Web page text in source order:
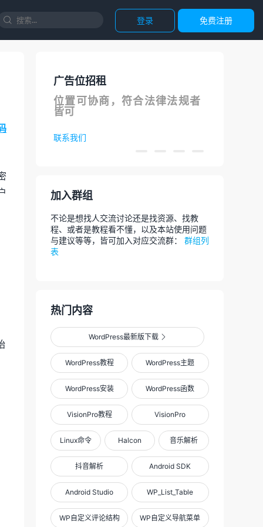
登录 免费注册

广告位招租
位置可协商，符合法律法规者
皆可
联系我们
加入群组
不论是想找人交流讨论还是找资源、找教
程、或者是教程看不懂，以及本站使用问题
与建议等等，皆可加入对应交流群： 群组列
表
热门内容
WordPress最新版下载 
WordPress教程 WordPress主题
WordPress安装 WordPress函数
VisionPro教程 VisionPro
Linux命令 Halcon 音乐解析
抖音解析 Android SDK
Android Studio WP_List_Table
WP自定义评论结构 WP自定义导航菜单